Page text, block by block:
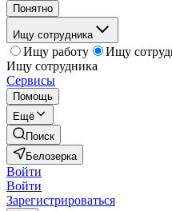
Понятно
Ищу сотрудника
Ищу работу
Ищу
Ищу сотрудника
Сервисы
Помощь
Ещё
Поиск
Белозерка
Войти
Войти
Зарегистрироваться